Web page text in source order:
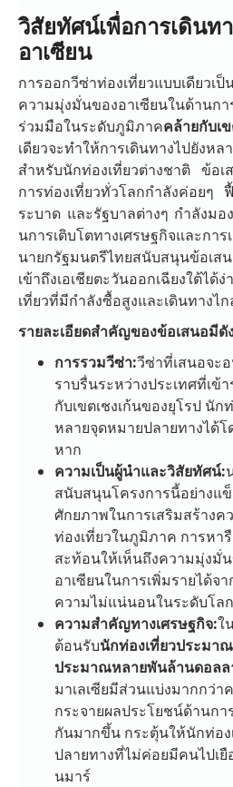
วิสัยทัศน์เพื่อการเดินท
อาเซียน
การออกวีซ่าท่องเที่ยวแบบเดียวเ
ความมุ่งมั่นของอาเซียนในด้านก
ร่วมมือในระดับภูมิภาคคล้ายกับเ
เดียวจะทำให้การเดินทางไปยังห
สำหรับนักท่องเที่ยวต่างชาติ ข้อเ
การท่องเที่ยวทั่วโลกกำลังค่อยๆ
ระบาด และรัฐบาลต่างๆ กำลังม
นการเติบโตทางเศรษฐกิจและกา
นายกรัฐมนตรีไทยสนับสนุนข้อเส
เข้าถึงเอเชียตะวันออกเฉียงใต้
เที่ยวที่มีกำลังซื้อสูงและเดินทางไก
รายละเอียดสำคัญของข้อเสนอมีดั
การรวมวีซ่า:วีซ่าที่เสนอจะ
ราบรื่นระหว่างประเทศที่เข้
กับเขตเชงเก้นของยุโรป นัก
หลายจุดหมายปลายทางได้
หาก
ความเป็นผู้นำและวิสัยทัศน์:
สนับสนุนโครงการนี้อย่างแ
ศักยภาพในการเสริมสร้างค
ท่องเที่ยวในภูมิภาค การหา
สะท้อนให้เห็นถึงความมุ่งมั่
อาเซียนในการเพิ่มรายได้จ
ความไม่แน่นอนในระดับโลก
ความสำคัญทางเศรษฐกิจ:ใ
ต้อนรับนักท่องเที่ยวประมา
ประมาณหลายพันล้านดอลล
มาเลเซียมีส่วนแบ่งมากกว่า
กระจายผลประโยชน์ด้านกา
กันมากขึ้น กระตุ้นให้นักท่อง
ปลายทางที่ไม่ค่อยมีคนไปเยื
นมาร์